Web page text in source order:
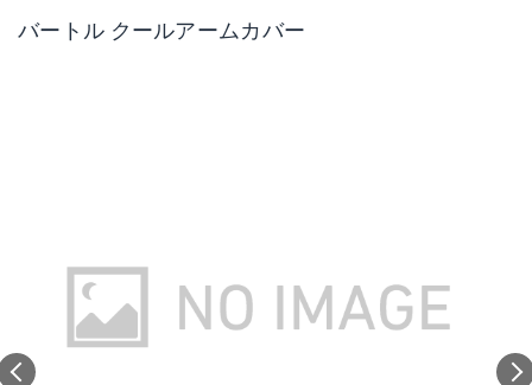
バートル クールアームカバー